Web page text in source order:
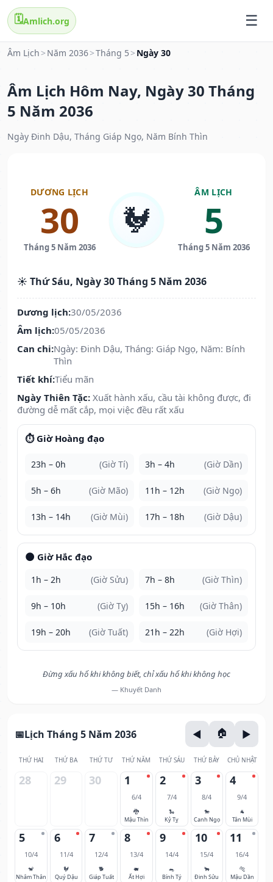
🗓️Amlich.org
Âm Lịch > Năm 2036>Tháng 5 > Ngày 30
Âm Lịch Hôm Nay, Ngày 30 Tháng
5 Năm 2036
Ngày Đinh Dậu, Tháng Giáp Ngọ, Năm Bính Thìn
DƯƠNG LỊCH
30
Tháng 5 Năm 2036
🐓
ÂM LỊCH
5
Tháng 5 Năm 2036
☀️ Thứ Sáu, Ngày 30 Tháng 5 Năm 2036
Dương lịch:30/05/2036
Âm lịch:05/05/2036
Can chi:Ngày: Đinh Dậu, Tháng: Giáp Ngọ, Năm: Bính
Thìn
Tiết khí:Tiểu mãn
Ngày Thiên Tặc: Xuất hành xấu, cầu tài không được, đi
đường dễ mất cắp, mọi việc đều rất xấu
⏱️ Giờ Hoàng đạo
23h – 0h (Giờ Tí) 3h – 4h (Giờ Dần)
5h – 6h (Giờ Mão) 11h – 12h (Giờ Ngọ)
13h – 14h (Giờ Mùi) 17h – 18h (Giờ Dậu)
🌑 Giờ Hắc đạo
1h – 2h (Giờ Sửu) 7h – 8h (Giờ Thìn)
9h – 10h (Giờ Tỵ) 15h – 16h (Giờ Thân)
19h – 20h (Giờ Tuất) 21h – 22h (Giờ Hợi)
Đừng xấu hổ khi không biết, chỉ xấu hổ khi không học
— Khuyết Danh
Lịch Tháng 5 Năm 2036
THỨ HAI THỨ BA THỨ TƯ THỨ NĂM THỨ SÁU THỨ BẢY CHỦ NHẬT
28 29 30 1
6/4
🐉
Mậu Thìn
2
7/4
🐍
Kỷ Tỵ
3
8/4
🐎
Canh Ngọ
4
9/4
🐐
Tân Mùi
5
10/4
🐒
Nhâm Thân
6
11/4
🐓
Quý Dậu
7
12/4
🐕
Giáp Tuất
8
13/4
🐖
Ất Hợi
9
14/4
🐀
Bính Tý
10
15/4
🐂
Đinh Sửu
11
16/4
🐅
Mậu Dần